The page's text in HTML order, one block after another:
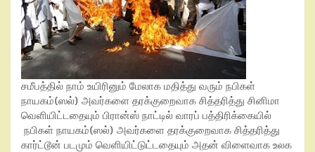
சமீபத்தில் நாம் உயிரினும் மேலாக மதித்து வரும் நபிகள்
நாயகம்(ஸல்) அவர்களை தரக்குறைவாக சித்தரித்து சினிமா
வெளியிட்டதையும் பிரான்ஸ் நாட்டில் வாரப் பத்திரிக்கையில்
நபிகள் நாயகம்(ஸல்) அவர்களை தரக்குறைவாக சித்தரித்து
கார்ட்டூன் படமும் வெளியிட்டுட்டதையும் அதன் விளைவாக உலக